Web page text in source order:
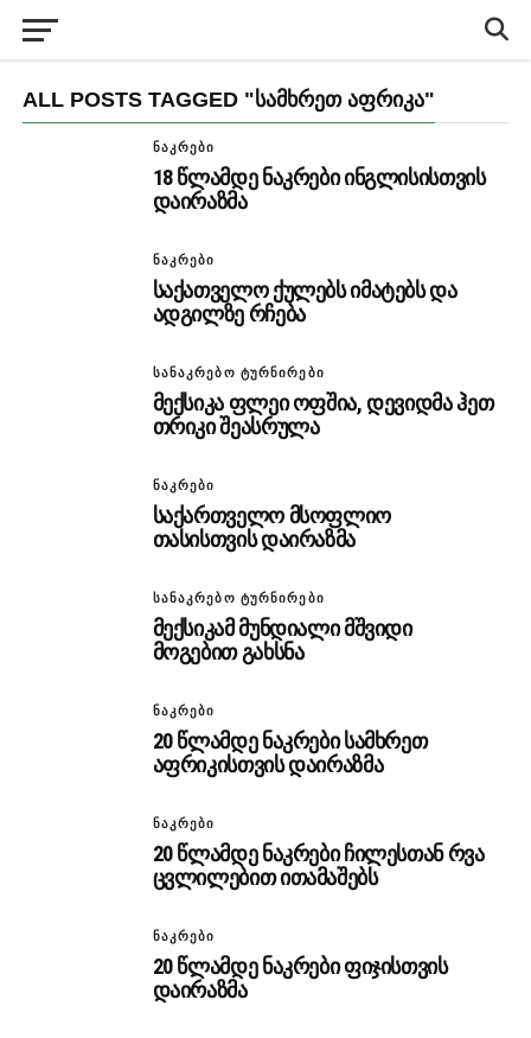
ALL POSTS TAGGED "ᲡᲐᲛᲮᲠᲔᲗ ᲐᲤᲠᲘᲙᲐ"
ᲜᲐᲙᲠᲔᲑᲘ
18 წლამდე ნაკრები ინგლისისთვის
დაირაზმა
ᲜᲐᲙᲠᲔᲑᲘ
საქათველო ქულებს იმატებს და
ადგილზე რჩება
ᲡᲐᲜᲐᲙᲠᲔᲑᲝ ᲢᲣᲠᲜᲘᲠᲔᲑᲘ
მექსიკა ფლეი ოფშია, დევიდმა ჰეთ
თრიკი შეასრულა
ᲜᲐᲙᲠᲔᲑᲘ
საქართველო მსოფლიო
თასისთვის დაირაზმა
ᲡᲐᲜᲐᲙᲠᲔᲑᲝ ᲢᲣᲠᲜᲘᲠᲔᲑᲘ
მექსიკამ მუნდიალი მშვიდი
მოგებით გახსნა
ᲜᲐᲙᲠᲔᲑᲘ
20 წლამდე ნაკრები სამხრეთ
აფრიკისთვის დაირაზმა
ᲜᲐᲙᲠᲔᲑᲘ
20 წლამდე ნაკრები ჩილესთან რვა
ცვლილებით ითამაშებს
ᲜᲐᲙᲠᲔᲑᲘ
20 წლამდე ნაკრები ფიჯისთვის
დაირაზმა